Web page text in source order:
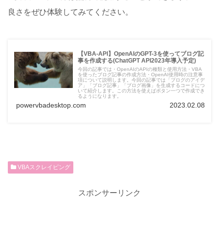
良さをぜひ体験してみてください。
【VBA-API】OpenAIのGPT-3を使ってブログ記
事を作成する(ChatGPT API2023年導入予定)
今回の記事では・OpenAIのAPIの種類と使用方法・VBA
を使ったブログ記事の作成方法・OpenAI使用時の注意事
項について説明します。今回の記事では「ブログのアイデ
ア」「ブログ記事」「ブログ画像」を生成するコードにつ
いて紹介します。この方法を使えばボタン一つで作成でき
るようになります。
powervbadesktop.com 2023.02.08
VBAスクレイピング
スポンサーリンク